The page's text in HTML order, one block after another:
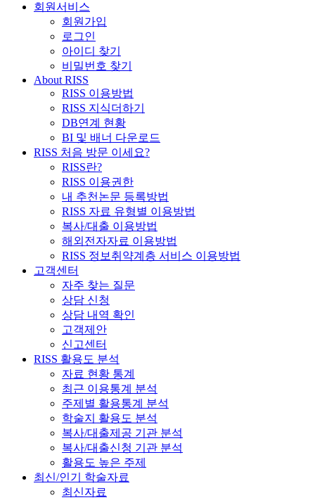
회원서비스
회원가입
로그인
아이디 찾기
비밀번호 찾기
About RISS
RISS 이용방법
RISS 지식더하기
DB연계 현황
BI 및 배너 다운로드
RISS 처음 방문 이세요?
RISS란?
RISS 이용권한
내 추천논문 등록방법
RISS 자료 유형별 이용방법
복사/대출 이용방법
해외전자자료 이용방법
RISS 정보취약계층 서비스 이용방법
고객센터
자주 찾는 질문
상담 신청
상담 내역 확인
고객제안
신고센터
RISS 활용도 분석
자료 현황 통계
최근 이용통계 분석
주제별 활용통계 분석
학술지 활용도 분석
복사/대출제공 기관 분석
복사/대출신청 기관 분석
활용도 높은 주제
최신/인기 학술자료
최신자료